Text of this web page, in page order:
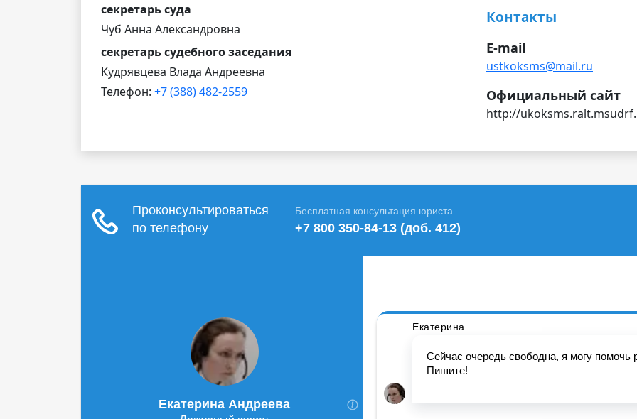
секретарь суда
Чуб Анна Александровна
секретарь судебного заседания
Кудрявцева Влада Андреевна
Телефон: +7 (388) 482-2559
Контакты
E-mail
ustkoksms@mail.ru
Официальный сайт
http://